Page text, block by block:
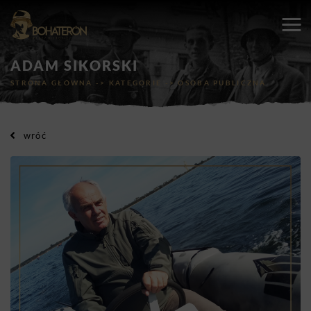
ADAM SIKORSKI
STRONA GŁÓWNA -> KATEGORIE ->OSOBA PUBLICZNA
wróć